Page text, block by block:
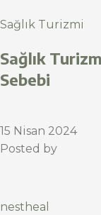
Sağlık Turizmi
Sağlık
Sebebi
15 Nisan 2024
Posted by
nestheal